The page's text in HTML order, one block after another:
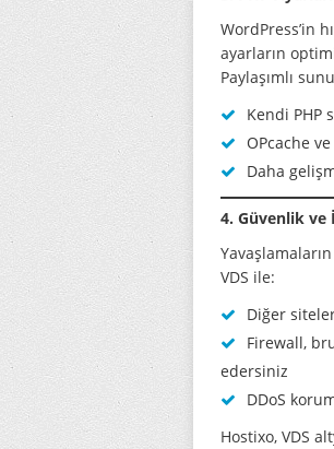
WordPress’in
ayarların
Paylaşımlı
Kendi PHP
OPcache
Daha
4. Güvenlik ve
VDS ile:
Diğer
Firewall,
edersiniz
DDoS
Hostixo, VDS